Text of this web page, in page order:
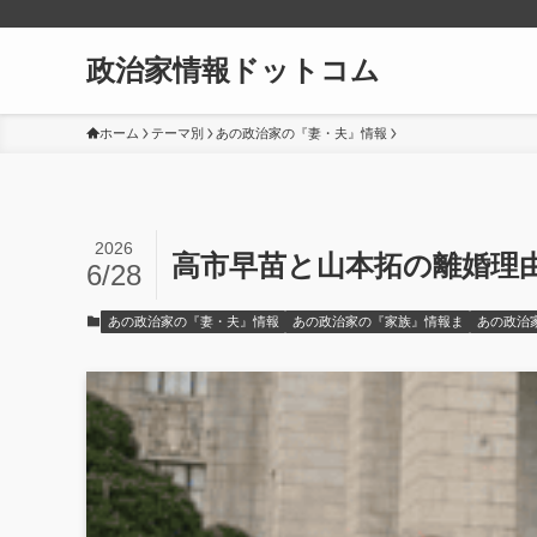
政治家情報ドットコム
ホーム テーマ別 あの政治家の『妻・夫』情報
高市早苗と山本拓の離婚理
2026
6/28
あの政治家の『妻・夫』情報 あの政治家の『家族』情報ま あの政治